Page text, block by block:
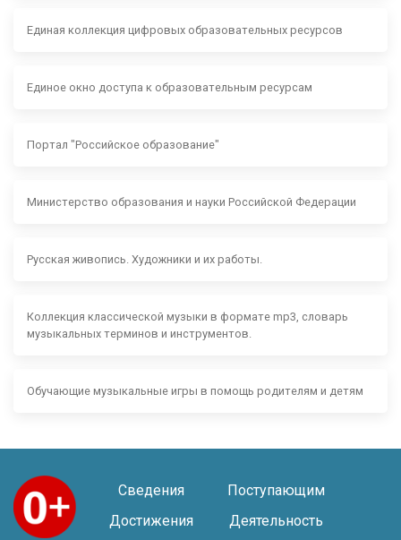
Единая коллекция цифровых образовательных ресурсов
Единое окно доступа к образовательным ресурсам
Портал "Российское образование"
Министерство образования и науки Российской Федерации
Русская живопись. Художники и их работы.
Коллекция классической музыки в формате mp3, словарь
музыкальных терминов и инструментов.
Обучающие музыкальные игры в помощь родителям и детям
Сведения
Поступающим
Достижения
Деятельность